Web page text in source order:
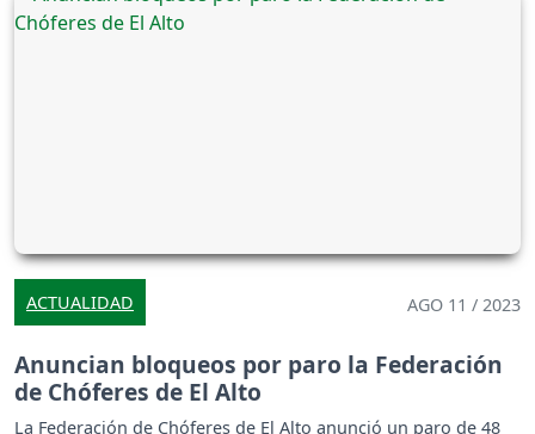
ACTUALIDAD AGO 11 / 2023
Anuncian bloqueos por paro la Federación
de Chóferes de El Alto
La Federación de Chóferes de El Alto anunció un paro de 48